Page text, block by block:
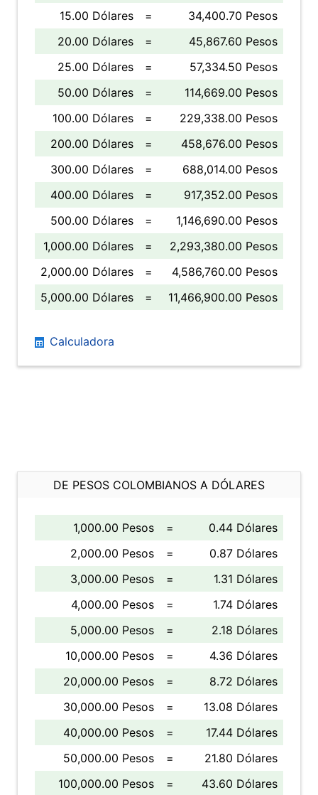
15.00 Dólares
=
34,400.70 Pesos
20.00 Dólares
=
45,867.60 Pesos
25.00 Dólares
=
57,334.50 Pesos
50.00 Dólares
=
114,669.00 Pesos
100.00 Dólares
=
229,338.00 Pesos
200.00 Dólares
=
458,676.00 Pesos
300.00 Dólares
=
688,014.00 Pesos
400.00 Dólares
=
917,352.00 Pesos
500.00 Dólares
=
1,146,690.00 Pesos
1,000.00 Dólares
=
2,293,380.00 Pesos
2,000.00 Dólares
=
4,586,760.00 Pesos
5,000.00 Dólares
= 11,466,900.00 Pesos
Calculadora
DE PESOS COLOMBIANOS A DÓLARES
1,000.00 Pesos =
0.44 Dólares
2,000.00 Pesos
=
0.87 Dólares
3,000.00 Pesos
=
1.31 Dólares
4,000.00 Pesos
=
1.74 Dólares
5,000.00 Pesos
=
2.18 Dólares
10,000.00 Pesos
=
4.36 Dólares
20,000.00 Pesos
=
8.72 Dólares
30,000.00 Pesos
=
13.08 Dólares
40,000.00 Pesos
=
17.44 Dólares
50,000.00 Pesos
=
21.80 Dólares
100,000.00 Pesos
= 43.60 Dólares